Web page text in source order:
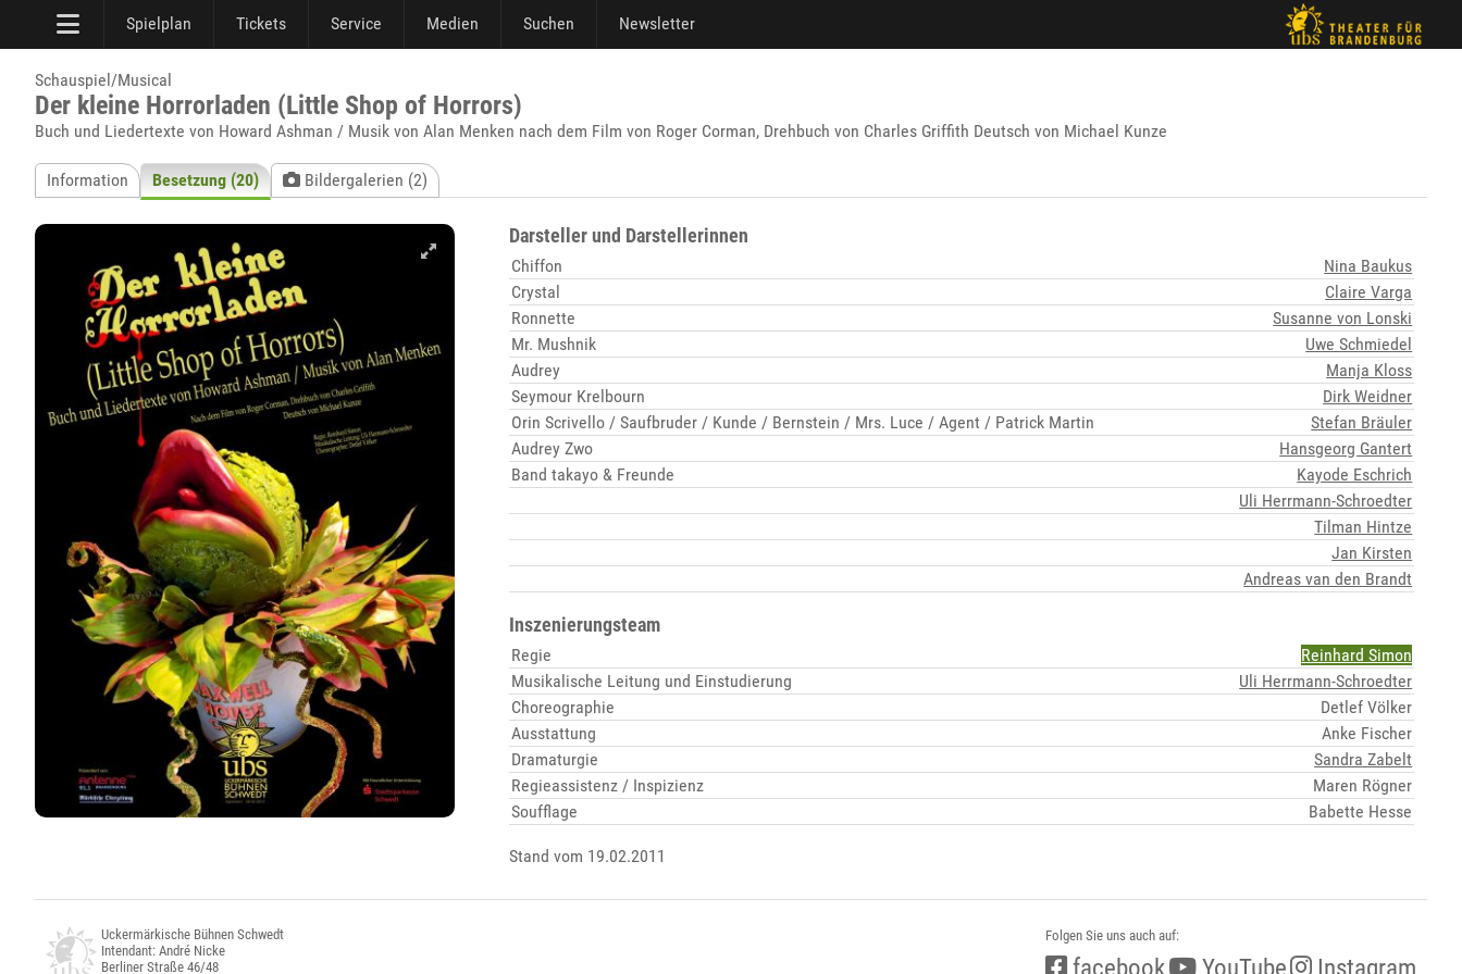
Spielplan Tickets Service Medien Suchen Newsletter
Schauspiel/Musical
Der kleine Horrorladen (Little Shop of Horrors)
Buch und Liedertexte von Howard Ashman / Musik von Alan Menken nach dem Film von Roger Corman, Drehbuch von Charles Griffith Deutsch von Michael Kunze
Information Besetzung (20) Bildergalerien (2)
Darsteller und Darstellerinnen
Chiffon
Nina Baukus
Crystal
Claire Varga
Ronnette
Susanne von Lonski
Mr. Mushnik
Uwe Schmiedel
Audrey
Manja Kloss
Seymour Krelbourn
Dirk Weidner
Orin Scrivello / Saufbruder / Kunde / Bernstein / Mrs. Luce / Agent / Patrick Martin
Stefan Bräuler
Audrey Zwo
Hansgeorg Gantert
Band takayo & Freunde
Kayode Eschrich
Uli Herrmann-Schroedter
Tilman Hintze
Jan Kirsten
Andreas van den Brandt
Inszenierungsteam
Regie
Reinhard Simon
Musikalische Leitung und Einstudierung
Uli Herrmann-Schroedter
Choreographie
Detlef Völker
Ausstattung
Anke Fischer
Dramaturgie
Sandra Zabelt
Regieassistenz / Inspizienz
Maren Rögner
Soufflage
Babette Hesse
Stand vom 19.02.2011
Uckermärkische Bühnen Schwedt
Intendant: André Nicke
Berliner Straße 46/48
Folgen Sie uns auch auf:
facebook YouTube Instagram